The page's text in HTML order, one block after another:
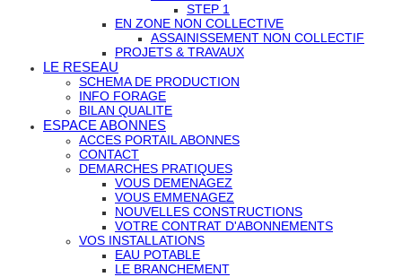
STEP 1
EN ZONE NON COLLECTIVE
ASSAINISSEMENT NON COLLECTIF
PROJETS & TRAVAUX
LE RESEAU
SCHEMA DE PRODUCTION
INFO FORAGE
BILAN QUALITE
ESPACE ABONNES
ACCES PORTAIL ABONNES
CONTACT
DEMARCHES PRATIQUES
VOUS DEMENAGEZ
VOUS EMMENAGEZ
NOUVELLES CONSTRUCTIONS
VOTRE CONTRAT D'ABONNEMENTS
VOS INSTALLATIONS
EAU POTABLE
LE BRANCHEMENT